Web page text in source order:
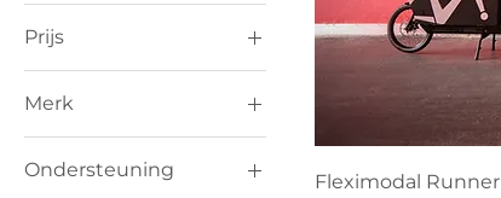
Prijs
€ 0 € 3.499
Merk
Fleximodal
Ondersteuning
Fleximodal Runner